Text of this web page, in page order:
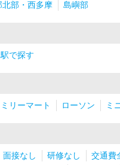
北部・西多摩 島嶼部
で探す
リーマート ローソン ミ
面接なし 研修なし
交通費